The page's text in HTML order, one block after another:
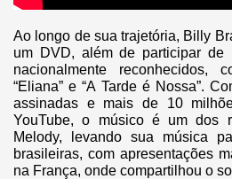
Ao longo de sua trajetória, Billy
um DVD, além de participar de
nacionalmente reconhecidos,
“Eliana” e “A Tarde é Nossa”.
assinadas e mais de 10
YouTube, o músico é um dos
Melody, levando sua música
brasileiras, com apresentações
na França, onde compartilhou o